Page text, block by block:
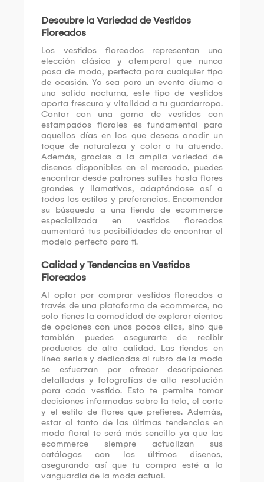
Descubre la Variedad de Vestidos
Floreados
Los vestidos floreados representan una
elección clásica y atemporal que nunca
pasa de moda, perfecta para cualquier tipo
de ocasión. Ya sea para un evento diurno o
una salida nocturna, este tipo de vestidos
aporta frescura y vitalidad a tu guardarropa.
Contar con una gama de vestidos con
estampados florales es fundamental para
aquellos días en los que deseas añadir un
toque de naturaleza y color a tu atuendo.
Además, gracias a la amplia variedad de
diseños disponibles en el mercado, puedes
encontrar desde patrones sutiles hasta flores
grandes y llamativas, adaptándose así a
todos los estilos y preferencias. Encomendar
su búsqueda a una tienda de ecommerce
especializada en vestidos floreados
aumentará tus posibilidades de encontrar el
modelo perfecto para ti.
Calidad y Tendencias en Vestidos
Floreados
Al optar por comprar vestidos floreados a
través de una plataforma de ecommerce, no
solo tienes la comodidad de explorar cientos
de opciones con unos pocos clics, sino que
también puedes asegurarte de recibir
productos de alta calidad. Las tiendas en
línea serias y dedicadas al rubro de la moda
se esfuerzan por ofrecer descripciones
detalladas y fotografías de alta resolución
para cada vestido. Esto te permite tomar
decisiones informadas sobre la tela, el corte
y el estilo de flores que prefieres. Además,
estar al tanto de las últimas tendencias en
moda floral te será más sencillo ya que las
ecommerce siempre actualizan sus
catálogos con los últimos diseños,
asegurando así que tu compra esté a la
vanguardia de la moda actual.